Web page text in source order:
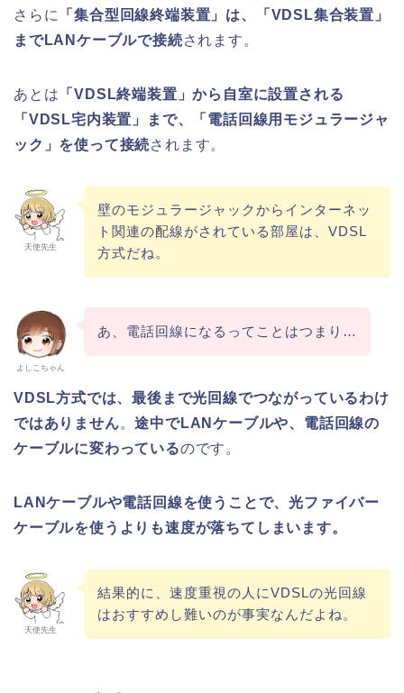
さらに
「集合型回線終端装置」は、「VDSL集合装置」
までLANケーブルで接続されます。
あとは 「VDSL終端装置」から自室に設置される
「VDSL宅内装置」まで、「電話回線用モジュラージャ
ック」を使って接続されます。
天使先生
壁のモジュラージャックからインターネッ
ト関連の配線がされている部屋は、VDSL
方式だね。
よしこちゃん
あ、電話回線になるってことはつまり…
VDSL方式では、最後まで光回線でつながっているわけ
ではありません。途中でLANケーブルや、電話回線の
ケーブルに変わっているのです。
LANケーブルや電話回線を使うことで、光ファイバー
ケーブルを使うよりも速度が落ちてしまいます。
天使先生
結果的に、速度重視の人にVDSLの光回線
はおすすめし難いのが事実なんだよね。